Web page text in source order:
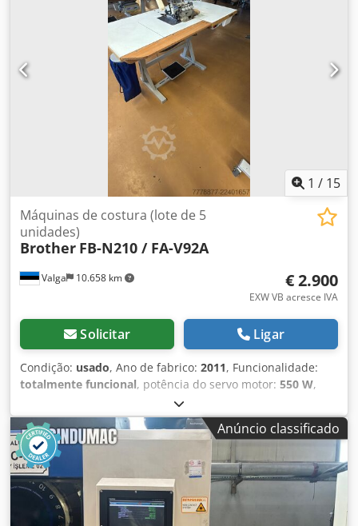
1 / 15
Valga 10.658 km
Máquinas de costura (lote de 5
unidades)
Brother FB-N210 / FA-V92A
€ 2.900
EXW VB acresce IVA
Solicitar Ligar
Condição: usado, Ano de fabrico: 2011, Funcionalidade:
totalmente funcional, potência do servo motor: 550 W,
, tipo de corrente de entrada:
condicionado, conexão pneumática:6 barra, ligação de ar
comprimido:6 barra, Conjunto de cinco máquinas
industriais de overloque Brother, da fábrica MASI JEANS.
Este lote consiste em cinco máquinas de costura
industriais de overloque (repassadeira) Brother, retiradas
diretamente das linhas de produção profissional da antiga
fábrica MASI JEANS, na Estónia. As máquinas industriais
Anúncio classificado